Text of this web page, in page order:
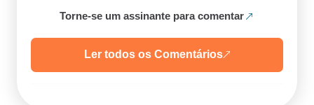
Torne-se um assinante para comentar
Ler todos os Comentários